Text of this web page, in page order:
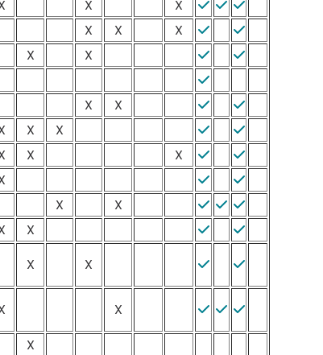
X X   
X X X  
X X  

X X  
X X  
X X  
 
X X   
X  
X X  
X   
X